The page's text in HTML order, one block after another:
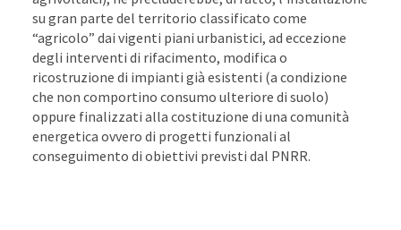
su gran parte del territorio classificato come
“agricolo” dai vigenti piani urbanistici, ad eccezione
degli interventi di rifacimento, modifica o
ricostruzione di impianti già esistenti (a condizione
che non comportino consumo ulteriore di suolo)
oppure finalizzati alla costituzione di una comunità
energetica ovvero di progetti funzionali al
conseguimento di obiettivi previsti dal PNRR.